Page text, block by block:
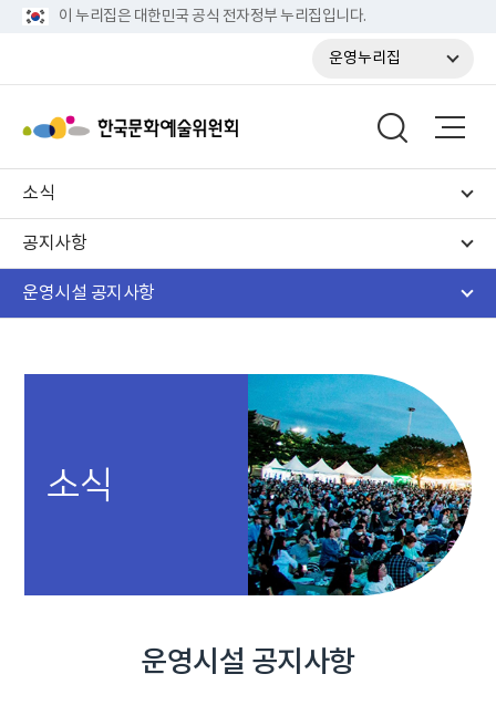
이 누리집은 대한민국 공식 전자정부 누리집입니다.
운영누리집
소식
공지사항
운영시설 공지사항
소식
운영시설 공지사항